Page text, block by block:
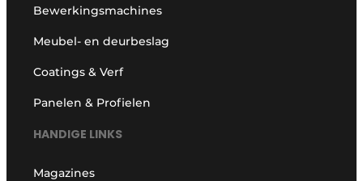
Bewerkingsmachines
Meubel- en deurbeslag
Coatings & Verf
Panelen & Profielen
HANDIGE LINKS
Magazines